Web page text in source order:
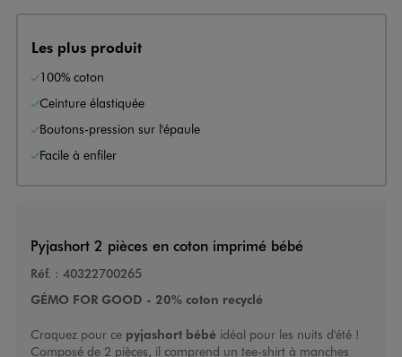
Les plus produit
100% coton
Ceinture élastiquée
Boutons-pression sur l'épaule
Facile à enfiler
Pyjashort 2 pièces en coton imprimé bébé
Réf. : 40322700265
GÉMO FOR GOOD - 20% coton recyclé
Craquez pour ce pyjashort bébéidéal pour les nuits d'été !
Composé de 2 pièces, il comprend un tee-shirt à manches